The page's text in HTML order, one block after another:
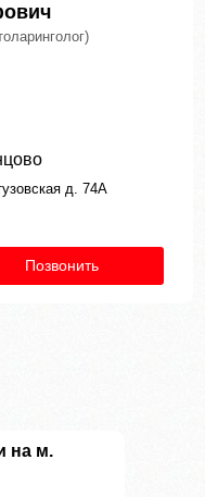
д. 74А
Позвонить
на м.